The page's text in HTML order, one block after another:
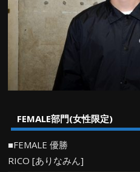
FEMALE部門(女性限定)
■FEMALE 優勝
RICO [ありなみん]